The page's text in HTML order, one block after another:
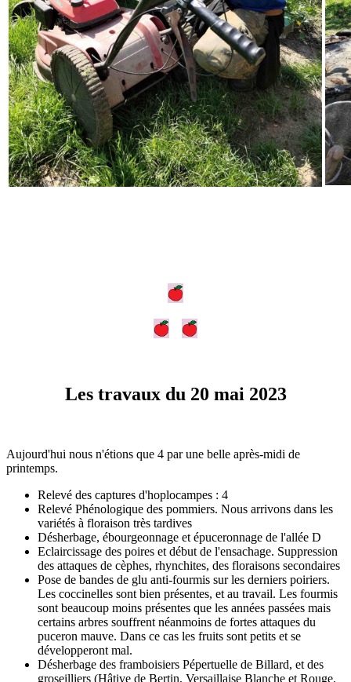
Les travaux du 20 mai 2023
Aujourd'hui nous n'étions que 4 par une belle après-midi de
printemps.
Relevé des captures d'hoplocampes : 4
Relevé Phénologique des pommiers. Nous arrivons dans les
variétés à floraison très tardives
Désherbage, ébourgeonnage et épuceronnage de l'allée D
Eclaircissage des poires et début de l'ensachage. Suppression
des attaques de cèphes, rhynchites, des floraisons secondaires
Pose de bandes de glu anti-fourmis sur les derniers poiriers.
Les coccinelles sont bien présentes, et au travail. Les fourmis
sont beaucoup moins présentes que les années passées mais
certains arbres souffrent néanmoins de fortes attaques du
puceron mauve. Dans ce cas les fruits sont petits et se
développeront mal.
Désherbage des framboisiers Pépertuelle de Billard, et des
groseilliers (Hâtive de Bertin, Versaillaise Blanche et Rouge,